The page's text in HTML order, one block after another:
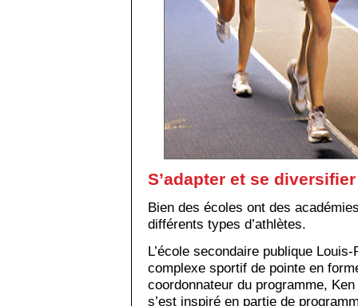
S’adapter et se diversifier
Bien des écoles ont des
différents types d’athlètes.
L’école secondaire publique
complexe sportif de pointe en
coordonnateur du programme,
s’est inspiré en partie de